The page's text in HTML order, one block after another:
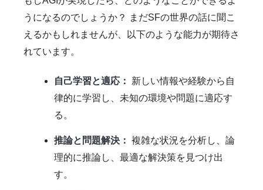
うになるのでしょうか？ まだSFの世界の話に聞こ
えるかもしれませんが、以下のような能力が期待さ
れています。
自己学習と適応：
新しい情報や経験から自
律的に学習し、未知の環境や問題に適応す
る。
推論と問題解決： 複雑な状況を分析し、論
理的に推論し、最適な解決策を見つけ出
す。